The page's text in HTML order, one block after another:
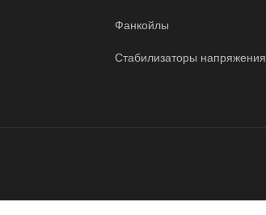
Фанкойлы
Стабилизаторы напряжения